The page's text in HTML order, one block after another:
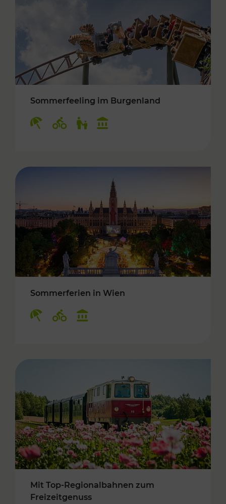
Sommerfeeling im Burgenland
Sommerferien in Wien
Mit Top-Regionalbahnen zum
Freizeitgenuss